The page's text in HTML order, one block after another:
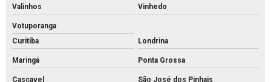
Piso intertravado de concreto preço
Piso intertravado de concreto retangular
Valinhos Vinhedo
Votuporanga
Curitiba
Londrina
Maringá Ponta Grossa
Cascavel São José dos Pinhais